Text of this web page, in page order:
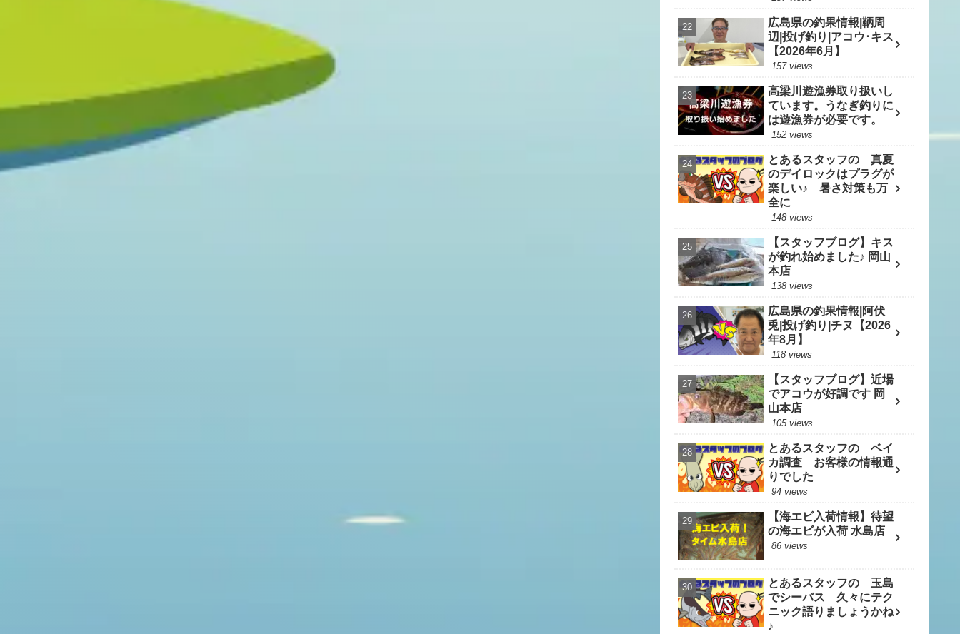
広島県の釣果情報|鞆周
辺|投げ釣り|アコウ･キス
【2026年6月】
157 views
高梁川遊漁券取り扱いし
ています。うなぎ釣りに
は遊漁券が必要です。
152 views
とあるスタッフの 真夏
のデイロックはプラグが
楽しい♪ 暑さ対策も万
全に
148 views
【スタッフブログ】キス
が釣れ始めました♪ 岡山
本店
138 views
広島県の釣果情報|阿伏
兎|投げ釣り|チヌ【2026
年8月】
118 views
【スタッフブログ】近場
でアコウが好調です 岡
山本店
105 views
とあるスタッフの ベイ
カ調査 お客様の情報通
りでした
94 views
【海エビ入荷情報】待望
の海エビが入荷 水島店
86 views
とあるスタッフの 玉島
でシーバス 久々にテク
ニック語りましょうかね
♪